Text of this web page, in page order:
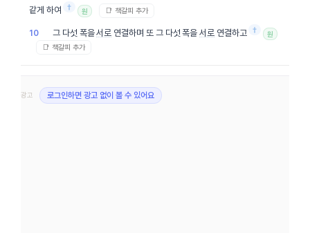
같게 하여
† 원 📑 책갈피 추가
10 그 다섯 폭을서로 연결하며 또 그 다섯 폭을서로 연결하고 † 원
📑 책갈피 추가
광고 로그인하면 광고 없이 볼 수 있어요